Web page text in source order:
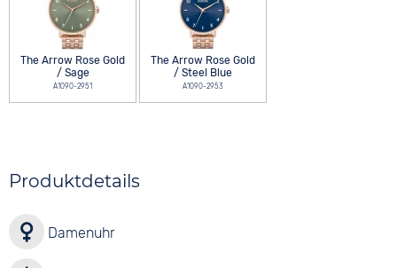
The Arrow Rose Gold
/ Sage
A1090-2951
The Arrow Rose Gold
/ Steel Blue
A1090-2953
Produktdetails
Damenuhr